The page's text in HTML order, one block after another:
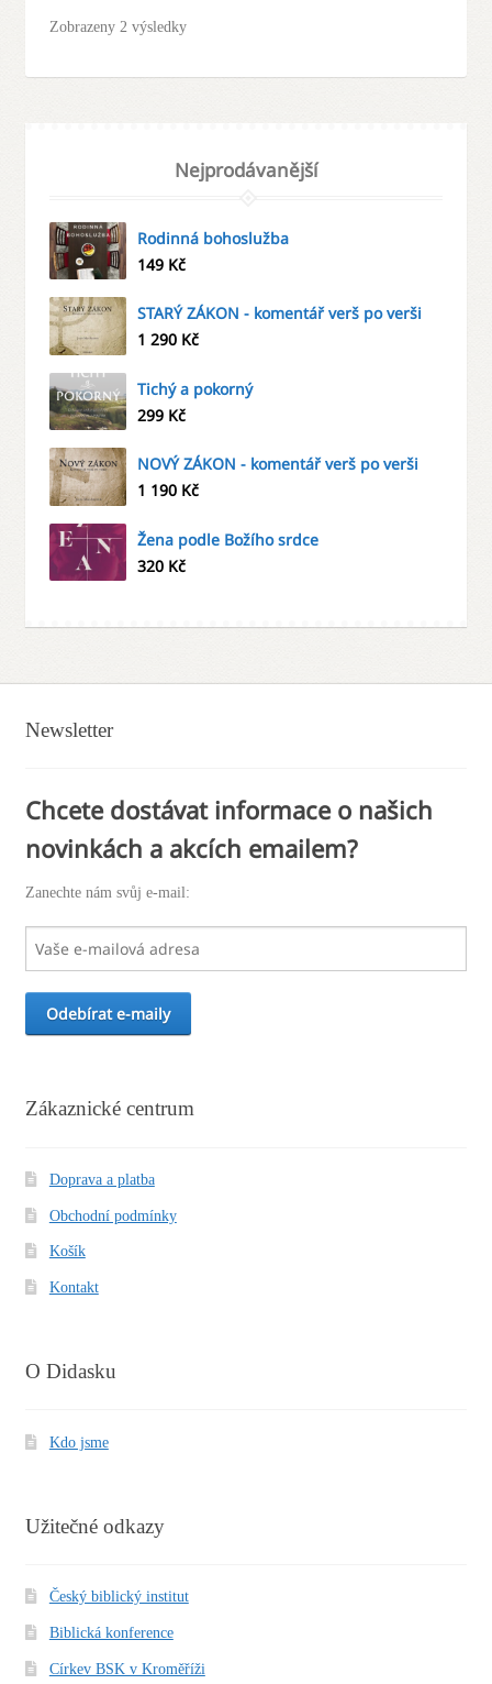
Zobrazeny 2 výsledky
Nejprodávanější
Rodinná bohoslužba
149 Kč
STARÝ ZÁKON - komentář verš po verši
1 290 Kč
Tichý a pokorný
299 Kč
NOVÝ ZÁKON - komentář verš po verši
1 190 Kč
Žena podle Božího srdce
320 Kč
Newsletter
Chcete dostávat informace o našich
novinkách a akcích emailem?
Zanechte nám svůj e-mail:
Zákaznické centrum
Doprava a platba
Obchodní podmínky
Košík
Kontakt
O Didasku
Kdo jsme
Užitečné odkazy
Český biblický institut
Biblická konference
Církev BSK v Kroměříži